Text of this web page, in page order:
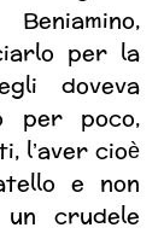
per la
doveva
per poco,
l’aver cioè
e non
crudele